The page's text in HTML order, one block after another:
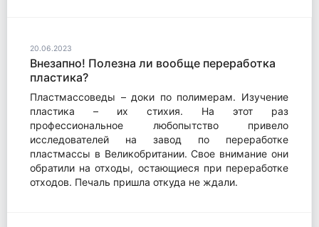
20.06.2023
Внезапно! Полезна ли вообще переработка
пластика?
Пластмассоведы – доки по полимерам. Изучение
пластика – их стихия. На этот раз
профессиональное любопытство привело
исследователей на завод по переработке
пластмассы в Великобритании. Свое внимание они
обратили на отходы, остающиеся при переработке
отходов. Печаль пришла откуда не ждали.